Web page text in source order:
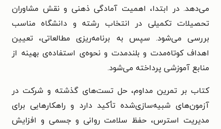
می‌دهد. در ابتدا، اهمیت آمادگی ذهنی و نقش مشاوران
تحصیلات تکمیلی در انتخاب رشته و دانشگاه مناسب
بررسی می‌شود. سپس به برنامه‌ریزی مطالعاتی، تعیین
اهداف کوتاه‌مدت و بلندمدت و نحوه‌ی استفاده‌ی بهینه از
منابع آموزشی پرداخته می‌شود.
کتاب بر تمرین مداوم، حل تست‌های گذشته و شرکت در
آزمون‌های شبیه‌سازی‌شده تأکید دارد و راهکارهایی برای
مدیریت استرس، حفظ سلامت روانی و جسمی و افزایش